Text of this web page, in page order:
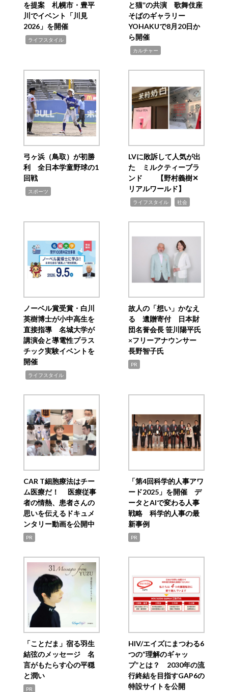
を提案 札幌市・豊平
川でイベント「川見
2026」を開催
ライフスタイル
と猫”の共演 歌舞伎座
そばのギャラリー
YOHAKUで8月20日か
ら開催
カルチャー
弓ヶ浜（鳥取）が初勝
利 全日本学童野球の1
回戦
スポーツ
LVに敗訴して人気が出
た ミルクティーブラ
ンド 【野村義樹✕
リアルワールド】
ライフスタイル 社会
ノーベル賞受賞・白川
英樹博士が小中高生を
直接指導 名城大学が
講演会と導電性プラス
チック実験イベントを
開催
ライフスタイル
故人の「想い」かなえ
る 遺贈寄付 日本財
団名誉会長 笹川陽平氏
×フリーアナウンサー
長野智子氏
PR
CAR T細胞療法はチー
ム医療だ！ 医療従事
者の情熱、患者さんの
思いを伝えるドキュメ
ンタリー動画を公開中
PR
「第4回科学的人事アワ
ード2025」を開催 デ
ータとAIで変わる人事
戦略 科学的人事の最
新事例
PR
「ことだま」宿る羽生
結弦のメッセージ 名
言がもたらす心の平穏
と潤い
PR
HIV/エイズにまつわる6
つの“理解のギャッ
プ”とは？ 2030年の流
行終結を目指すGAP6の
特設サイトを公開